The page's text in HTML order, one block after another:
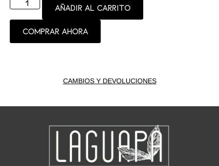
Añadir al carrito
Comprar ahora
CAMBIOS Y DEVOLUCIONES